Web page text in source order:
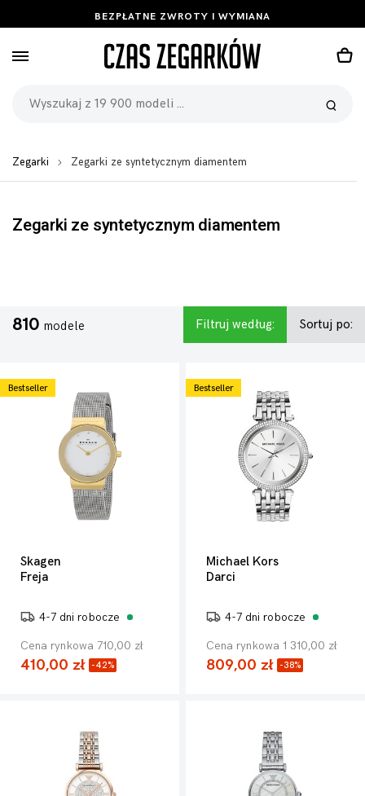
BEZPŁATNE ZWROTY I WYMIANA
Zegarki Zegarki ze syntetycznym diamentem
Zegarki ze syntetycznym diamentem
810 modele Sortuj po:
Filtruj według:
Bestseller
Skagen
Freja
4-7 dni robocze
Cena rynkowa 710,00 zł
410,00 zł -42%
Bestseller
Michael Kors
Darci
4-7 dni robocze
Cena rynkowa 1 310,00 zł
809,00 zł -38%